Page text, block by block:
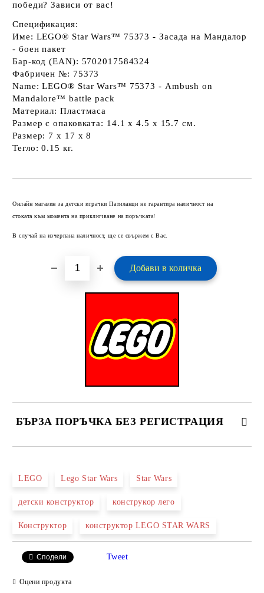
победи? Зависи от вас!
Спецификация:
Име: LEGO® Star Wars™ 75373 - Засада на Мандалор
- боен пакет
Бар-код (EAN): 5702017584324
Фабричен №: 75373
Name: LEGO® Star Wars™ 75373 - Аmbush on
Мandalore™ battle pack
Материал: Пластмаса
Размер с опаковката: 14.1 х 4.5 х 15.7 см.
Размер: 7 х 17 х 8
Тегло: 0.15 кг.
Онлайн магазин за детски играчки Патиланци не гарантира наличност на
стоката към момента на приключване на поръчката!
В случай на изчерпана наличност, ще се свържем с Вас.
БЪРЗА ПОРЪЧКА БЕЗ РЕГИСТРАЦИЯ
LEGO Lego Star Wars Star Wars
детски конструктор конструкор лего
Конструктор конструктор LEGO STAR WARS
Сподели Tweet
Оцени продукта